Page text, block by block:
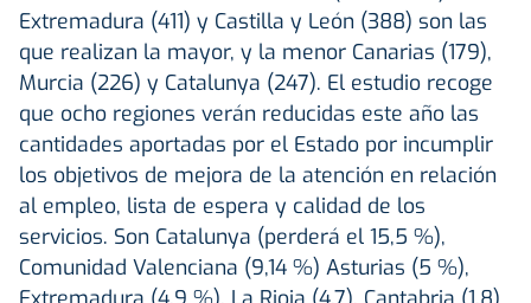
Extremadura (411) y Castilla y León (388) son las
que realizan la mayor, y la menor Canarias (179),
Murcia (226) y Catalunya (247). El estudio recoge
que ocho regiones verán reducidas este año las
cantidades aportadas por el Estado por incumplir
los objetivos de mejora de la atención en relación
al empleo, lista de espera y calidad de los
servicios. Son Catalunya (perderá el 15,5 %),
Comunidad Valenciana (9,14 %) Asturias (5 %),